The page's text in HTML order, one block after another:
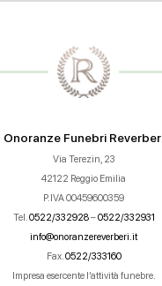
Onoranze Funebri
Via Terezin, 23
42122 Reggio Emilia
P.IVA 00459600359
Tel. 0522/332928–0522/332931
info@onoranzereverberi.it
Fax. 0522/333160
Impresa esercente l’attività funebre.